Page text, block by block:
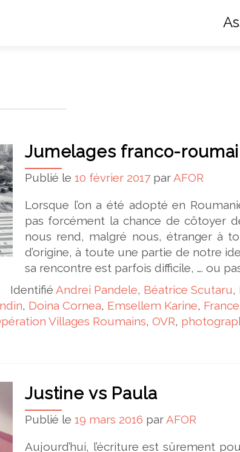
Jumelages franco-
Publié le 10 février 2017 par AFOR
Lorsque l’on a été adopté en
pas forcément la chance de côtoyer
nous rend, malgré nous, étranger à
d’origine, à toute une partie de notre
sa rencontre est parfois difficile, …. ou
Identifié Andrei Pandele, Béatrice Scutaru,
, Doina Cornea, Emsellem Karine, France
Villages Roumains, OVR,
Justine vs Paula
Publié le 19 mars 2016 par AFOR
Aujourd’hui, l’écriture est sûrement